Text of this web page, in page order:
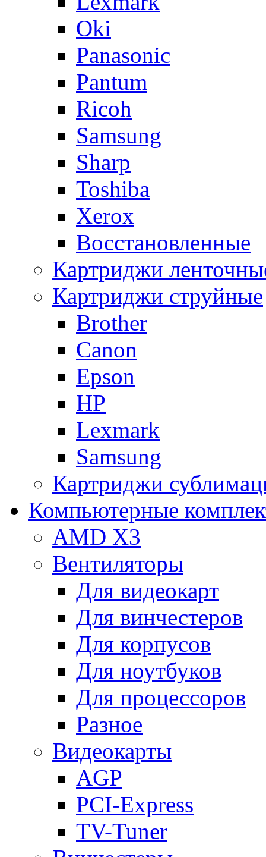
Oki
Panasonic
Pantum
Ricoh
Samsung
Sharp
Toshiba
Xerox
Восстановленные
Картриджи
Картриджи струйные
Brother
Canon
Epson
HP
Lexmark
Samsung
Картриджи
Компьютерные
AMD X3
Вентиляторы
Для видеокарт
Для винчестеров
Для корпусов
Для ноутбуков
Для процессоров
Разное
Видеокарты
AGP
PCI-Express
TV-Tuner